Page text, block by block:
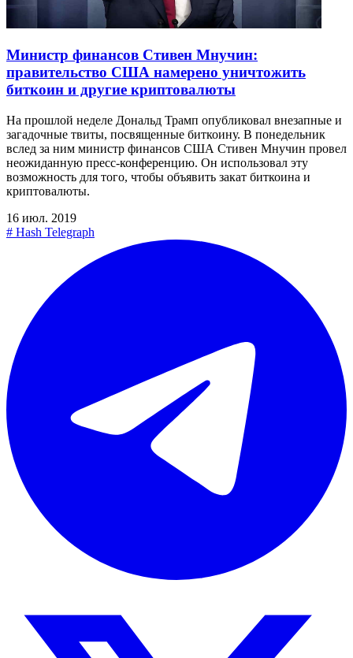
Министр финансов Стивен Мнучин:
правительство США намерено уничтожить
биткоин и другие криптовалюты
На прошлой неделе Дональд Трамп опубликовал внезапные и
загадочные твиты, посвященные биткоину. В понедельник
вслед за ним министр финансов США Стивен Мнучин провел
неожиданную пресс-конференцию. Он использовал эту
возможность для того, чтобы объявить закат биткоина и
криптовалюты.
16 июл. 2019
# Hash Telegraph